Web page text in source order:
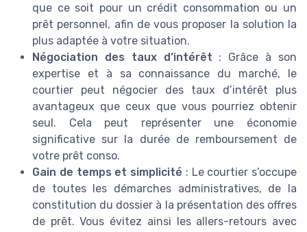
que ce soit pour un crédit consommation ou un
prêt personnel, afin de vous proposer la solution la
plus adaptée à votre situation.
Négociation des taux d’intérêt : Grâce à son
expertise et à sa connaissance du marché, le
courtier peut négocier des taux d’intérêt plus
avantageux que ceux que vous pourriez obtenir
seul. Cela peut représenter une économie
significative sur la durée de remboursement de
votre prêt conso.
Gain de temps et simplicité : Le courtier s’occupe
de toutes les démarches administratives, de la
constitution du dossier à la présentation des offres
de prêt. Vous évitez ainsi les allers-retours avec